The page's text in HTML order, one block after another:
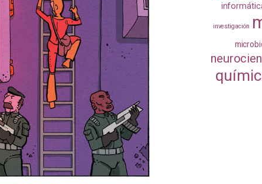
investigación